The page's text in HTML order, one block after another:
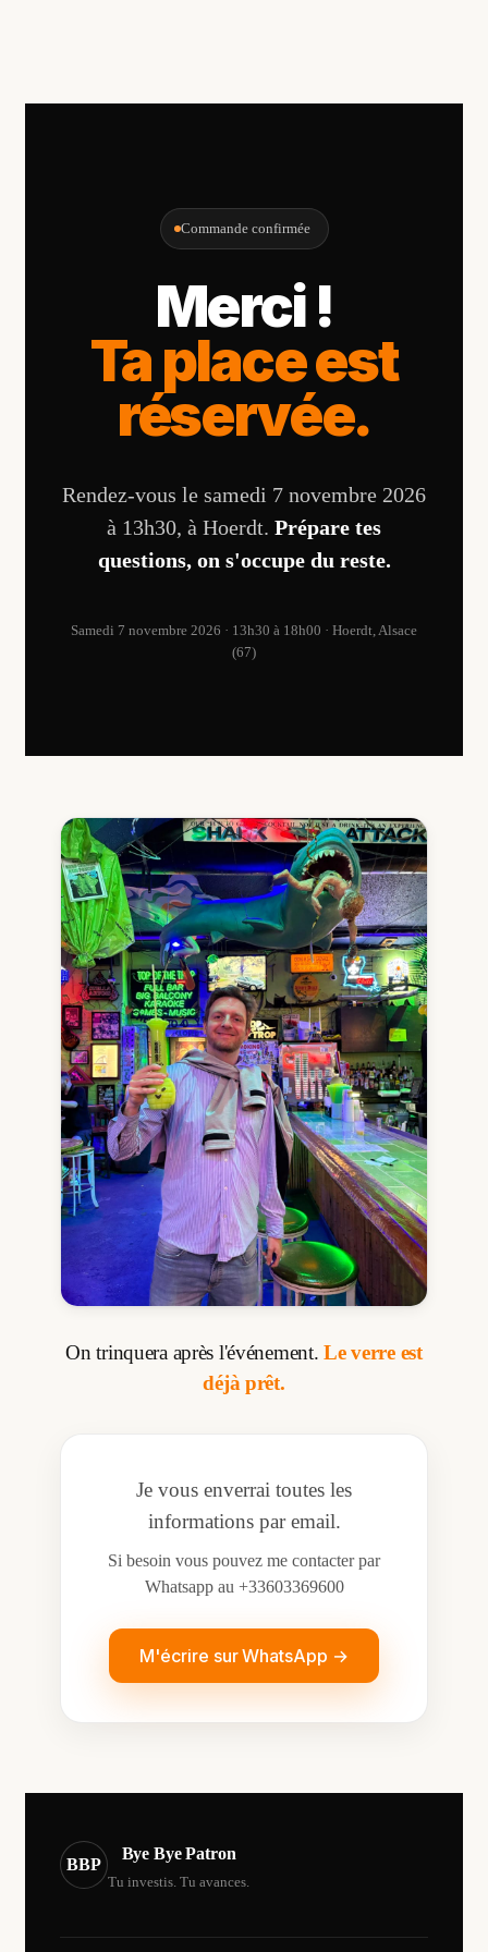
Commande confirmée
Merci !
Ta place est
réservée.
Rendez-vous le samedi 7 novembre 2026
à 13h30, à Hoerdt. Prépare tes
questions, on s'occupe du reste.
Samedi 7 novembre 2026 · 13h30 à 18h00 · Hoerdt, Alsace
(67)
On trinquera après l'événement.Le verre est
déjà prêt.
Je vous enverrai toutes les
informations par email.
Si besoin vous pouvez me contacter par
Whatsapp au +33603369600
M'écrire sur WhatsApp →
BBP
Bye Bye Patron
Tu investis. Tu avances.